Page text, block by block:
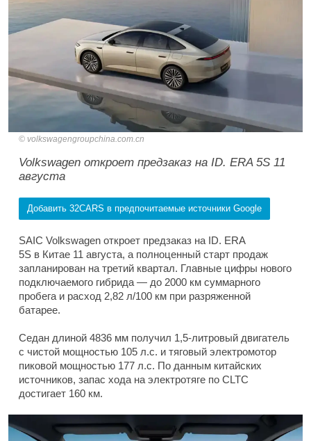
volkswagengroupchina.com.cn
Volkswagen откроет предзаказ на ID. ERA 5S 11
августа
Добавить 32CARS в предпочитаемые источники Google
SAIC Volkswagen откроет предзаказ на ID. ERA
5S в Китае 11 августа, а полноценный старт продаж
запланирован на третий квартал. Главные цифры нового
подключаемого гибрида — до 2000 км суммарного
пробега и расход 2,82 л/100 км при разряженной
батарее.
Седан длиной 4836 мм получил 1,5-литровый двигатель
с чистой мощностью 105 л.с. и тяговый электромотор
пиковой мощностью 177 л.с. По данным китайских
источников, запас хода на электротяге по CLTC
достигает 160 км.